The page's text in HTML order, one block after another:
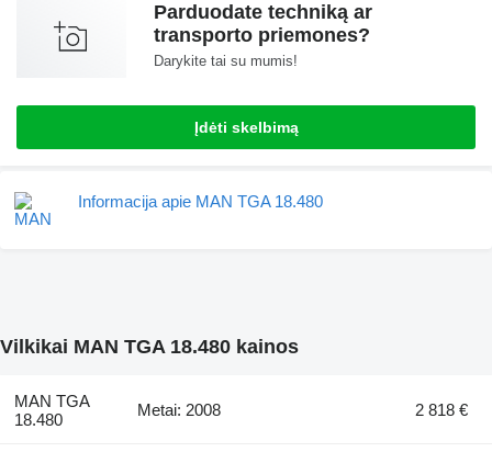
Parduodate techniką ar
transporto priemones?
Darykite tai su mumis!
Įdėti skelbimą
Informacija apie MAN TGA 18.480
Vilkikai MAN TGA 18.480 kainos
MAN TGA
18.480
Metai: 2008 2 818 €